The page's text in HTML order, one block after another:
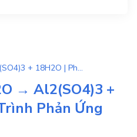
Al2(SO4)3 . 18 H2O → Al2(SO4)3 + 18H2O | Phương Trình Phản Ứng Hóa Học
→ Al2(SO4)3 +
Phản Ứng